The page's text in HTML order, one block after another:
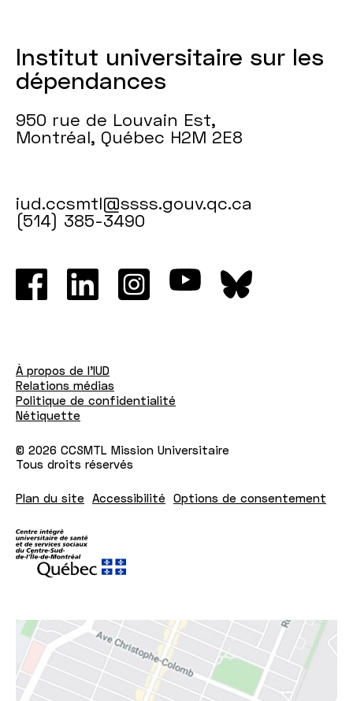
Institut universitaire sur les
dépendances
950 rue de Louvain Est,
Montréal, Québec H2M 2E8
iud.ccsmtl@ssss.gouv.qc.ca
(514) 385-3490
© 2026 CCSMTL Mission Universitaire
Tous droits réservés
Plan du site Accessibilité Options de consentement
À propos de l'IUD
Relations médias
Politique de confidentialité
Nétiquette